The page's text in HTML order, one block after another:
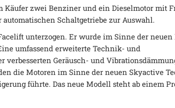
Käufer zwei Benziner und ein Dieselmotor mit
Schaltgetriebe zur Auswahl.
unterzogen. Er wurde im Sinne der neuen
umfassend erweiterte Technik- und
verbesserten Geräusch- und
die Motoren im Sinne der neuen Skyactive
führte. Das neue Modell steht ab einem